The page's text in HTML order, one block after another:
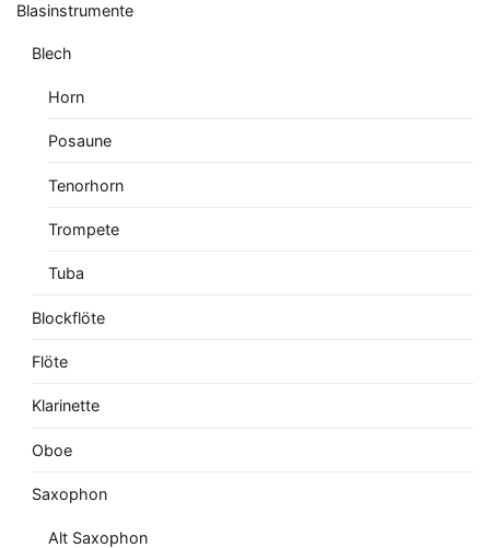
Blasinstrumente
Blech
Horn
Posaune
Tenorhorn
Trompete
Tuba
Blockflöte
Flöte
Klarinette
Oboe
Saxophon
Alt Saxophon